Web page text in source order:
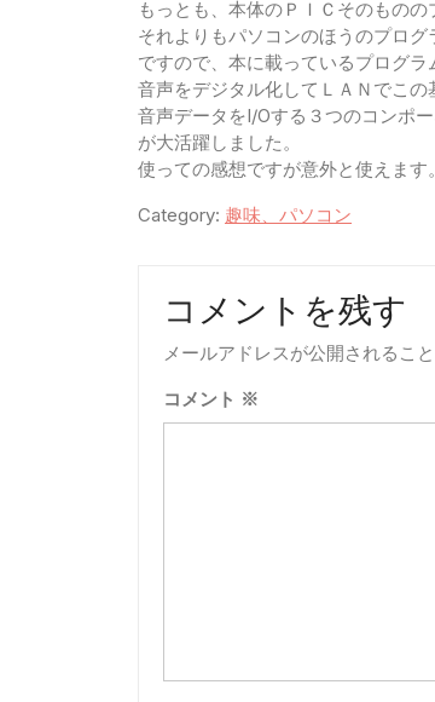
もっとも、本体のＰＩＣそのもの
それよりもパソコンのほうのプログ
ですので、本に載っているプログラ
音声をデジタル化してＬＡＮでこ
音声データをI/Oする３つのコンポ
が大活躍しました。
使っての感想ですが意外と使えます
Category: 趣味、パソコン
コメントを残す
メールアドレスが公開されること
コメント ※